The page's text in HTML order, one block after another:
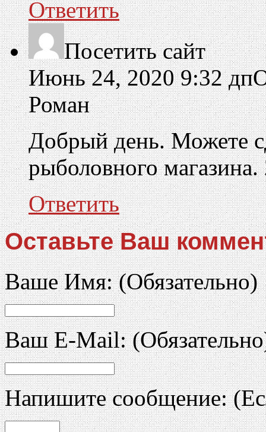
Ответить
Посетить сайт
Июнь 24, 2020 9:32 дп
Роман
Добрый день. Можете
рыболовного
Ответить
Оставьте Ваш
Ваше Имя:(Обязательно)
Ваш E-Mail:
Напишите сообщение: